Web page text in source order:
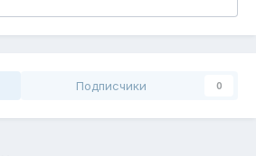
Подписчики 0